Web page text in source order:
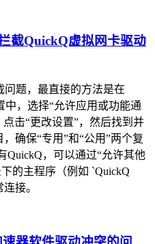
截QuickQ虚拟网卡驱动
问题，最直接的方法是在
中，选择“允许应用或功能通
点击“更改设置”，然后找到并
确保“专用”和“公用”两个复
QuickQ，可以通过“允许其他
的主程序（例如 `QuickQ
接。